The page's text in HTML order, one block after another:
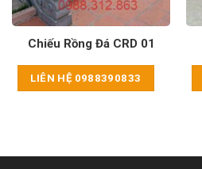
Chiếu Rồng Đá CRD 01
LIÊN HỆ 0988390833